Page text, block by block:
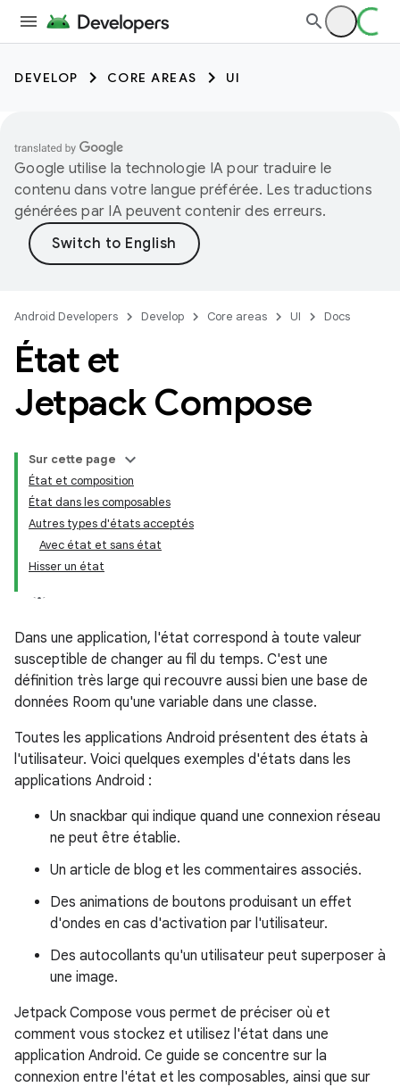
DEVELOP CORE AREAS UI
Google utilise la technologie IA pour traduire le
contenu dans votre langue préférée. Les traductions
générées par IA peuvent contenir des erreurs.
Android Developers Develop Core areas UI Docs
État et
Jetpack Compose
Sur cette page
État et composition
État dans les composables
Autres types d'états acceptés
Avec état et sans état
Hisser un état
Dans une application, l'état correspond à toute valeur
susceptible de changer au fil du temps. C'est une
définition très large qui recouvre aussi bien une base de
données Room qu'une variable dans une classe.
Toutes les applications Android présentent des états à
l'utilisateur. Voici quelques exemples d'états dans les
applications Android :
Un snackbar qui indique quand une connexion réseau
ne peut être établie.
Un article de blog et les commentaires associés.
Des animations de boutons produisant un effet
d'ondes en cas d'activation par l'utilisateur.
Des autocollants qu'un utilisateur peut superposer à
une image.
Jetpack Compose vous permet de préciser où et
comment vous stockez et utilisez l'état dans une
application Android. Ce guide se concentre sur la
connexion entre l'état et les composables, ainsi que sur